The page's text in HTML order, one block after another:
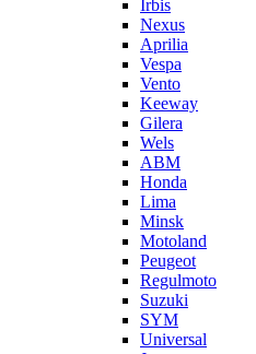
Irbis
Nexus
Aprilia
Vespa
Vento
Keeway
Gilera
Wels
ABM
Honda
Lima
Minsk
Motoland
Peugeot
Regulmoto
Suzuki
SYM
Universal